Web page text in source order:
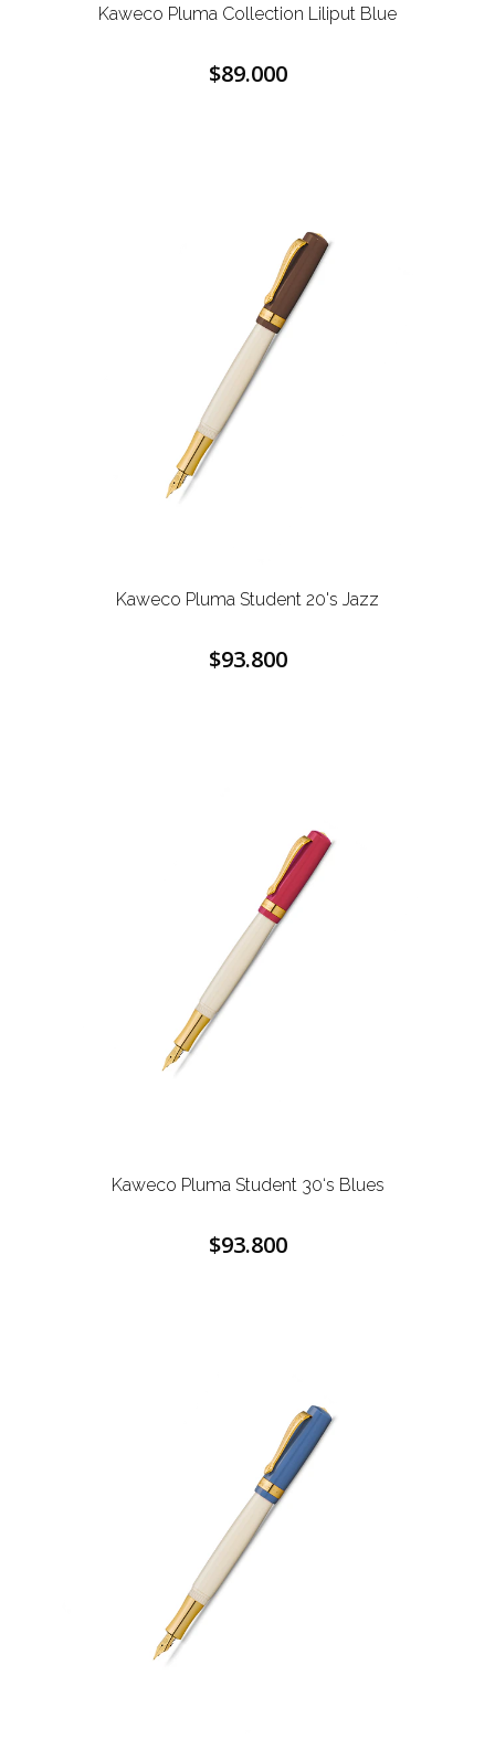
Kaweco Pluma Collection Liliput Blue
$89.000
Kaweco Pluma Student 20's Jazz
$93.800
Kaweco Pluma Student 30‘s Blues
$93.800